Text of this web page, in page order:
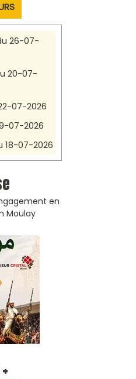
26-07-
20-07-
07-2026
07-2026
18-07-2026
en
Moulay